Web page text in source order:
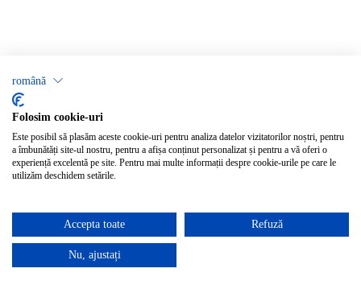
română
Folosim cookie-uri
Este posibil să plasăm aceste cookie-uri pentru analiza datelor vizitatorilor noștri, pentru
a îmbunătăți site-ul nostru, pentru a afișa conținut personalizat și pentru a vă oferi o
experiență excelentă pe site. Pentru mai multe informații despre cookie-urile pe care le
utilizăm deschidem setările.
Accepta toate Refuză
Nu, ajustați